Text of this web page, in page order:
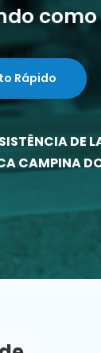
como
Rápido
DE
CAMPINA